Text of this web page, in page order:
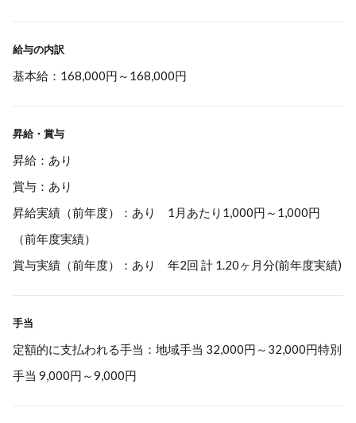
給与の内訳
基本給：168,000円～168,000円
昇給・賞与
昇給：あり
賞与：あり
昇給実績（前年度）：あり 1月あたり1,000円～1,000円
（前年度実績）
賞与実績（前年度）：あり 年2回 計 1.20ヶ月分(前年度実績)
手当
定額的に支払われる手当：地域手当 32,000円～32,000円特別
手当 9,000円～9,000円